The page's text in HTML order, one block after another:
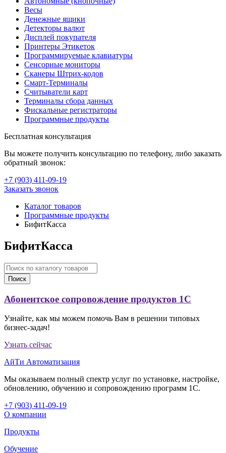
Весы
Денежные ящики
Детекторы валют
Дисплей покупателя
Принтеры Этикеток
Программируемые клавиатуры
Сенсорные мониторы
Сканеры Штрих-кодов
Смарт-Терминалы
Считыватели карт
Терминалы сбора данных
Фискальные регистраторы
Программные продукты
Бесплатная консультация
Вы можете получить консультацию по телефону, либо заказать
обратный звонок:
+7 (903) 411-09-19
Заказать звонок
Каталог товаров
Программные продукты
БифитКасса
БифитКасса
Поиск
Абонентское сопровождение продуктов 1C
Узнайте, как мы можем помочь Вам в решении типовых
бизнес-задач!
Узнать сейчас
АйТи Автоматизация
Мы оказываем полный спектр услуг по установке, настройке,
обновлению, обучению и сопровождению программ 1С.
+7 (903) 411-09-19
О компании
Продукты
Обучение